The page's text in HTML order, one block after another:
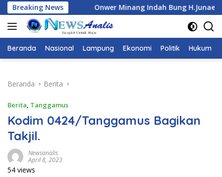
Langsung
ke
konten
Breaking News
Indah Bung H.Junaedi DUKUNG Ketua Karang Taruna
Beranda Nasional Lampung Ekonomi Politik Hukum
Beranda Berita
Berita, Tanggamus
Kodim 0424/Tanggamus Bagikan
Takjil.
Newsanalis
April 8, 2023
54 views